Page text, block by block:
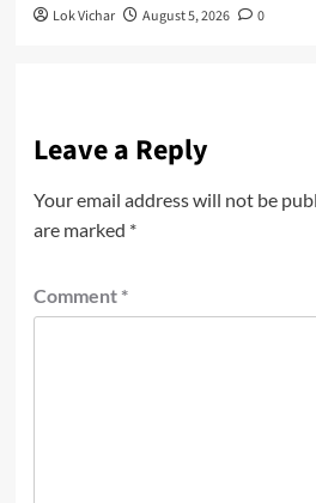
Lok Vichar August 5, 2026 0
Leave a Reply
Your email address will not be
are marked *
Comment *